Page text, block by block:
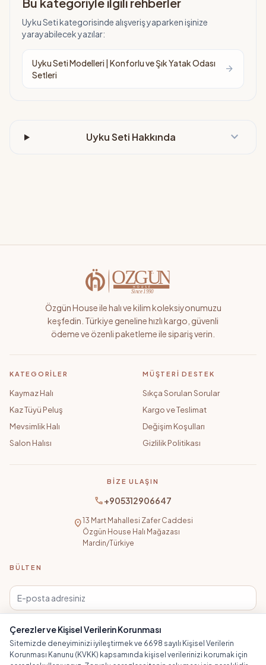
Uyku Seti kategorisinde alışveriş yaparken işinize
yarayabilecek yazılar:
Uyku Seti Modelleri | Konforlu ve Şık Yatak Odası
Setleri
arrow_forward
Uyku Seti Hakkında expand_more
Özgün House ile halı ve kilim koleksiyonumuzu
keşfedin. Türkiye geneline hızlı kargo, güvenli
ödeme ve özenli paketleme ile sipariş verin.
KATEGORILER
Kaymaz Halı
Kaz Tüyü Peluş
Mevsimlik Halı
Salon Halısı
MÜŞTERI DESTEK
Sıkça Sorulan Sorular
Kargo ve Teslimat
Değişim Koşulları
Gizlilik Politikası
BIZE ULAŞIN
call+905312906647
location_on13 Mart Mahallesi Zafer Caddesi
Özgün House Halı Mağazası
Mardin/Türkiye
BÜLTEN
mailAbone Ol
Çerezler ve Kişisel Verilerin Korunması
Sitemizde deneyiminizi iyileştirmek ve 6698 sayılı Kişisel Verilerin
Korunması Kanunu (KVKK) kapsamında kişisel verilerinizi korumak için